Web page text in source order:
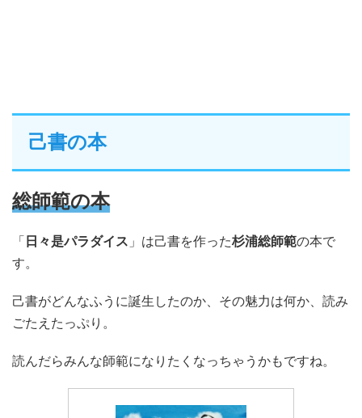
己書の本
総師範の本
「 日々是パラダイス 」は己書を作った杉浦総師範の本で
す。
己書がどんなふうに誕生したのか、その魅力は何か、読み
ごたえたっぷり。
読んだらみんな師範になりたくなっちゃうかもですね。